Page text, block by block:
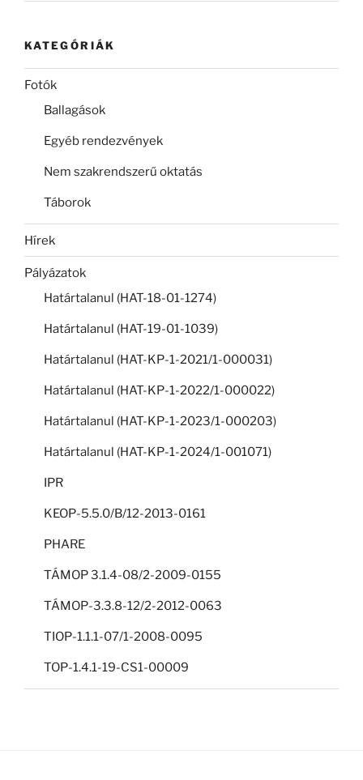
KATEGÓRIÁK
Fotók
Ballagások
Egyéb rendezvények
Nem szakrendszerű oktatás
Táborok
Hírek
Pályázatok
Határtalanul (HAT-18-01-1274)
Határtalanul (HAT-19-01-1039)
Határtalanul (HAT-KP-1-2021/1-000031)
Határtalanul (HAT-KP-1-2022/1-000022)
Határtalanul (HAT-KP-1-2023/1-000203)
Határtalanul (HAT-KP-1-2024/1-001071)
IPR
KEOP-5.5.0/B/12-2013-0161
PHARE
TÁMOP 3.1.4-08/2-2009-0155
TÁMOP-3.3.8-12/2-2012-0063
TIOP-1.1.1-07/1-2008-0095
TOP-1.4.1-19-CS1-00009